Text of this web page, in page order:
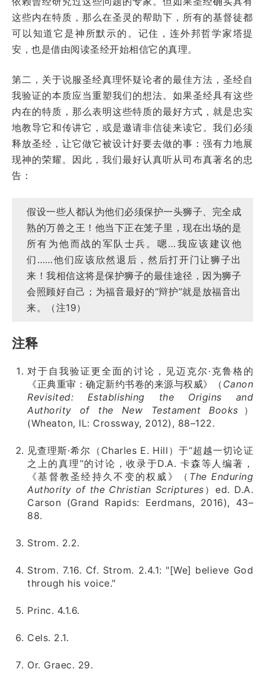
这些内在特质，那么在圣灵的帮助下，所有的基督徒都
可以知道它是神所默示的。记住，连外邦哲学家塔提
安，也是借由阅读圣经开始相信它的真理。
第二，关于说服圣经真理怀疑论者的最佳方法，圣经自
我验证的本质应当重塑我们的想法。如果圣经具有这些
内在的特质，那么表明这些特质的最好方式，就是忠实
地教导它和传讲它，或是邀请非信徒来读它。我们必须
释放圣经，让它做它被设计好要去做的事：强有力地展
现神的荣耀。因此，我们最好认真听从司布真著名的忠
告：
假设一些人都认为他们必须保护一头狮子、完全成
熟的万兽之王！他当下正在笼子里，现在出场的是
所有为他而战的军队士兵。嗯…我应该建议他
们……他们应该欣然退后，然后打开门让狮子出
来！我相信这将是保护狮子的最佳途径，因为狮子
会照顾好自己；为福音最好的“辩护”就是放福音出
来。（注19）
注释
对于自我验证更全面的讨论，见迈克尔·克鲁格的
《正典重审：确定新约书卷的来源与权威》（ Canon
Revisited: Establishing the Origins and
Authority of the New Testament Books ）
(Wheaton, IL: Crossway, 2012), 88–122.
见查理斯·希尔（Charles E. Hill）于“超越一切论证
之上的真理”的讨论，收录于D.A. 卡森等人编著，
《基督教圣经持久不变的权威》（ The Enduring
Authority of the Christian Scriptures ）ed. D.A.
Carson (Grand Rapids: Eerdmans, 2016), 43–
88.
Strom. 2.2.
Strom. 7.16. Cf. Strom. 2.4.1: "[We] believe God
through his voice."
Princ. 4.1.6.
Cels. 2.1.
Or. Graec. 29.